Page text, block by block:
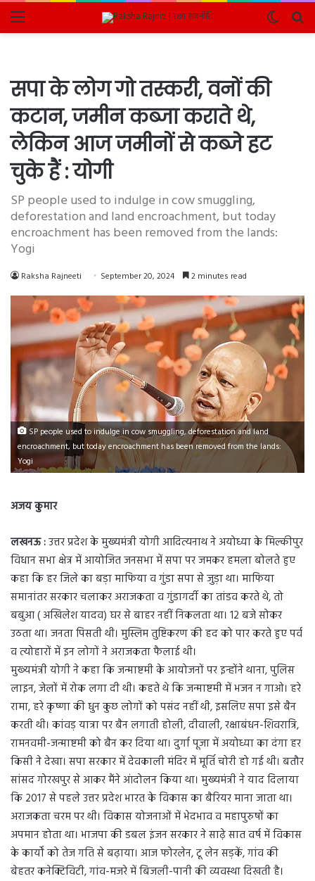
Menu
Switch
skin
सपा के लोग गो तस्करी, वनों की
कटान, जमीन कब्जा कराते थे,
लेकिन आज जमीनों से कब्जे हट
चुके हैं : योगी
SP people used to indulge in cow smuggling,
deforestation and land encroachment, but today
encroachment has been removed from the lands:
Yogi
Raksha Rajneeti September 20, 2024 2 minutes read
SP people used to indulge in cow smuggling, deforestation and land
encroachment, but today encroachment has been removed from the lands:
Yogi
अजय कुमार
लखनऊ :उत्तर प्रदेश के मुख्यमंत्री योगी आदित्यनाथ ने अयोध्या के मिल्कीपुर
विधान सभा क्षेत्र में आयोजित जनसभा में सपा पर जमकर हमला बोलते हुए
कहा कि हर जिले का बड़ा माफिया व गुंडा सपा से जुड़ा था। माफिया
समानांतर सरकार चलाकर अराजकता व गुंडागर्दी का तांडव करते थे, तो
बबुआ ( अखिलेश यादव) घर से बाहर नहीं निकलता था। 12 बजे सोकर
उठता था। जनता पिसती थी। मुस्लिम तुष्टिकरण की हद को पार करते हुए पर्व
व त्योहारों में इन लोगों ने अराजकता फैलाई थी।
मुख्‍यमंत्री योगी ने कहा कि जन्माष्टमी के आयोजनों पर इन्होंने थाना, पुलिस
लाइन, जेलों में रोक लगा दी थी। कहते थे कि जन्माष्टमी में भजन न गाओ। हरे
रामा, हरे कृष्णा की धुन कुछ लोगों को पसंद नहीं थी, इसलिए सपा इसे बैन
करती थी। कांवड़ यात्रा पर बैन लगाती होली, दीवाली, रक्षाबंधन-शिवरात्रि,
रामनवमी-जन्माष्टमी को बैन कर दिया था। दुर्गा पूजा में अयोध्या का दंगा हर
किसी ने देखा। सपा सरकार में देवकाली मंदिर में मूर्ति चोरी हो गई थी। बतौर
सांसद गोरखपुर से आकर मैंने आंदोलन किया था। मुख्यमंत्री ने याद दिलाया
कि 2017 से पहले उत्तर प्रदेश भारत के विकास का बैरियर माना जाता था।
अराजकता चरम पर थी। विकास योजनाओं में भेदभाव व महापुरुषों का
अपमान होता था। भाजपा की डबल इंजन सरकार ने साढ़े सात वर्ष में विकास
के कार्यों को तेज गति से बढ़ाया। आज फोरलेन, टू लेन सड़कें, गांव की
बेहतर कनेक्टिविटी, गांव-मजरे में बिजली-पानी की व्यवस्था दिखती है।